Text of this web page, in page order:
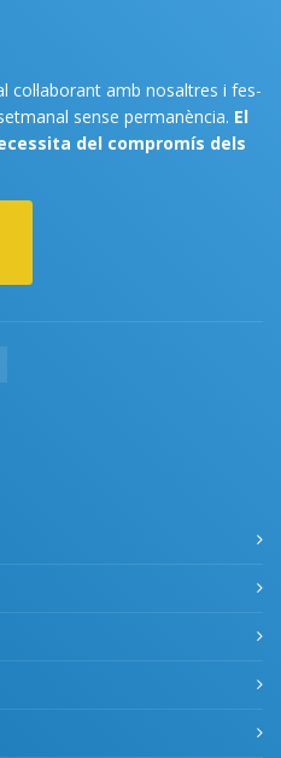
amb nosaltres i fes-
sense permanència. El
del compromís dels